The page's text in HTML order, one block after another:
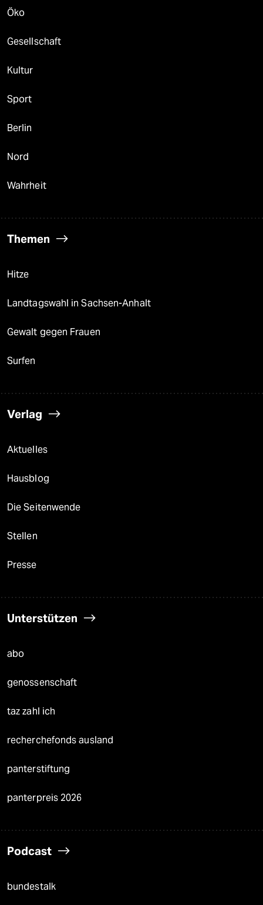
Öko
Gesellschaft
Kultur
Sport
Berlin
Nord
Wahrheit
Themen
Hitze
Landtagswahl in Sachsen-Anhalt
Gewalt gegen Frauen
Surfen
Verlag
Aktuelles
Hausblog
Die Seitenwende
Stellen
Presse
Unterstützen
abo
genossenschaft
taz zahl ich
recherchefonds ausland
panterstiftung
panterpreis 2026
Podcast
bundestalk